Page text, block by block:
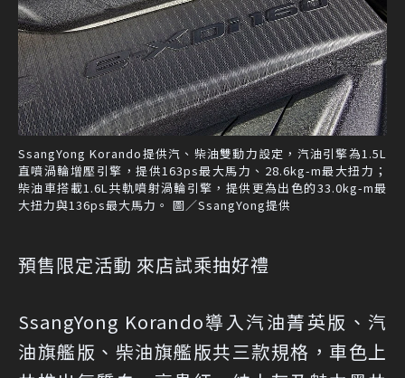
SsangYong Korando提供汽、柴油雙動力設定，汽油引擎為1.5L
直噴渦輪增壓引擎，提供163ps最大馬力、28.6kg-m最大扭力；
柴油車搭載1.6L共軌噴射渦輪引擎，提供更為出色的33.0kg-m最
大扭力與136ps最大馬力。 圖／SsangYong提供
預售限定活動 來店試乘抽好禮
SsangYong Korando導入汽油菁英版、汽
油旗艦版、柴油旗艦版共三款規格，車色上